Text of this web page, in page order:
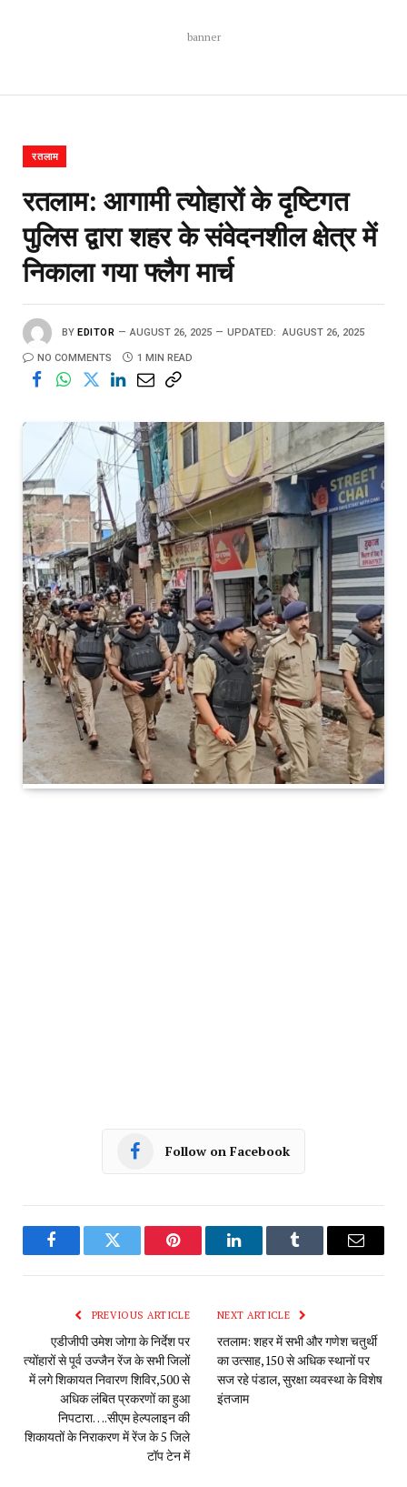
banner
रतलाम
रतलाम: आगामी त्योहारों के दृष्टिगत
पुलिस द्वारा शहर के संवेदनशील क्षेत्र में
निकाला गया फ्लैग मार्च
BY EDITOR AUGUST 26, 2025 UPDATED: AUGUST 26, 2025
NO COMMENTS 1 MIN READ
Follow on Facebook
FacebookTwitter Pinterest LinkedInTumblr Email
PREVIOUS ARTICLE
एडीजीपी उमेश जोगा के निर्देश पर
त्योंहारों से पूर्व उज्जैन रेंज के सभी जिलों
में लगे शिकायत निवारण शिविर,500 से
अधिक लंबित प्रकरणों का हुआ
निपटारा….सीएम हेल्पलाइन की
शिकायतों के निराकरण में रेंज के 5 जिले
टॉप टेन में
NEXT ARTICLE
रतलाम: शहर में सभी और गणेश चतुर्थी
का उत्साह,150 से अधिक स्थानों पर
सज‌ रहे पंडाल, सुरक्षा व्यवस्था के विशेष
इंतजाम